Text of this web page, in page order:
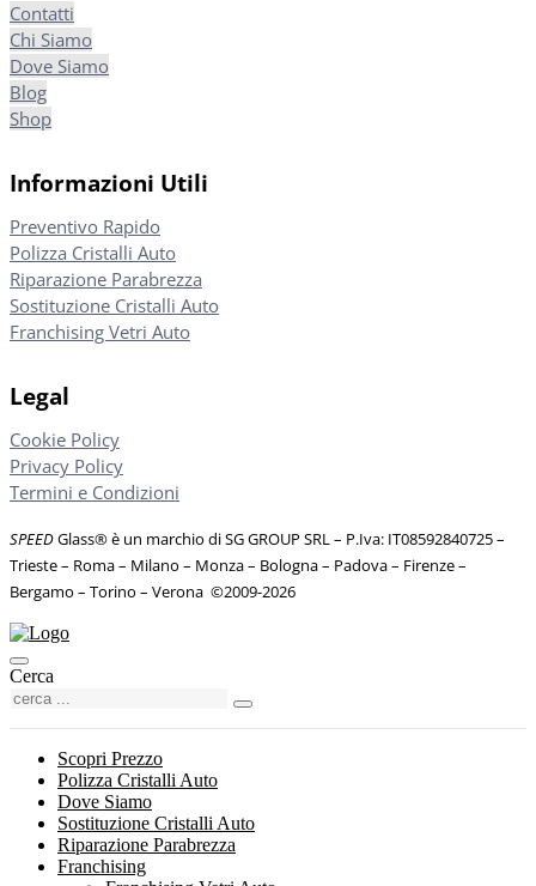
Contatti
Chi Siamo
Dove Siamo
Blog
Shop
Informazioni Utili
Preventivo Rapido
Polizza Cristalli Auto
Riparazione Parabrezza
Sostituzione Cristalli Auto
Franchising Vetri Auto
Legal
Cookie Policy
Privacy Policy
Termini e Condizioni
SPEEDGlass® è un marchio di SG GROUP SRL – P.Iva: IT08592840725–
Trieste – Roma – Milano – Monza – Bologna – Padova – Firenze –
Bergamo – Torino – Verona ©2009-2026
Cerca
Scopri Prezzo
Polizza Cristalli Auto
Dove Siamo
Sostituzione Cristalli Auto
Riparazione Parabrezza
Franchising